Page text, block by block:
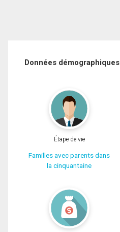
Données démographiques
Étape de vie
Familles avec parents dans
la cinquantaine